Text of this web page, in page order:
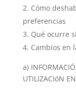
Cómo
preferencias
Qué ocurre
Cambios en
a)
UTILIZACIóN